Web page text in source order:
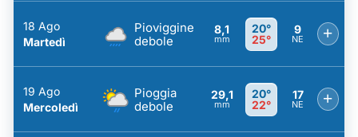
18 Ago
Martedì
Pioviggine
debole
8,1
mm
20°
25°
9
NE +
19 Ago
Mercoledì
Pioggia
debole
29,1
mm
20°
22°
17
NE +